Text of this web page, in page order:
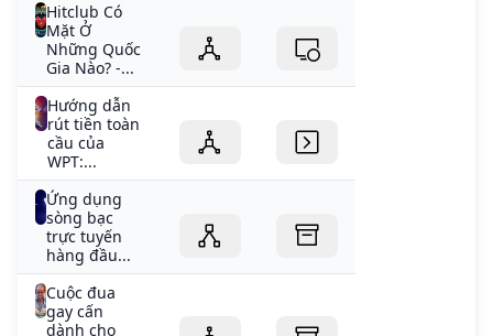
Hitclub Có
Mặt Ở
Những Quốc
Gia Nào? -...
Hướng dẫn
rút tiền toàn
cầu của
WPT:...
Ứng dụng
sòng bạc
trực tuyến
hàng đầu...
Cuộc đua
gay cấn
dành cho